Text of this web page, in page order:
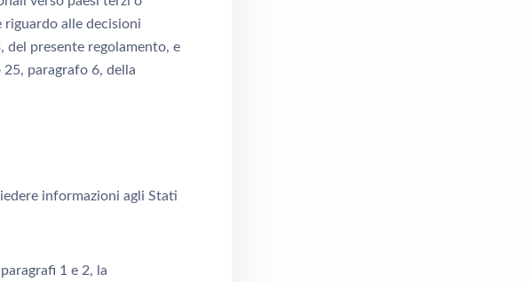
alle decisioni
presente regolamento, e
paragrafo 6, della
informazioni agli Stati
1 e 2, la